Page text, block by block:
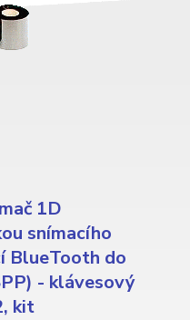
1D
snímacího
BlueTooth do
- klávesový
kit